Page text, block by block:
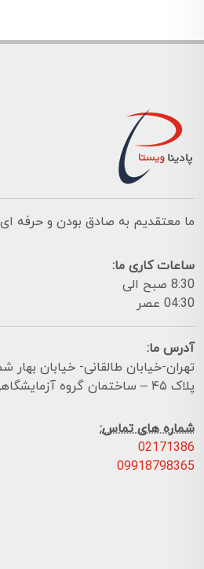
ما معتقدیم به صادق بودن و حرفه
ساعات کاری ما:
8:30 صبح الی
04:30 عصر
آدرس ما:
تهران-خیابان طالقانی- خیابان بهار
پلاک ۴۵ – ساختمان گروه آزمایشگاهی پادینا ویستا
شماره های تماس:
02171386
09918798365